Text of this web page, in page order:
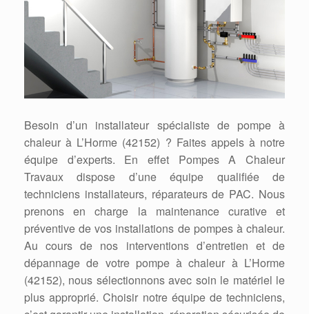
Besoin d’un installateur spécialiste de pompe à
chaleur à L’Horme (42152) ? Faites appels à notre
équipe d’experts. En effet Pompes A Chaleur
Travaux dispose d’une équipe qualifiée de
techniciens installateurs, réparateurs de PAC. Nous
prenons en charge la maintenance curative et
préventive de vos installations de pompes à chaleur.
Au cours de nos interventions d’entretien et de
dépannage de votre pompe à chaleur à L’Horme
(42152), nous sélectionnons avec soin le matériel le
plus approprié. Choisir notre équipe de techniciens,